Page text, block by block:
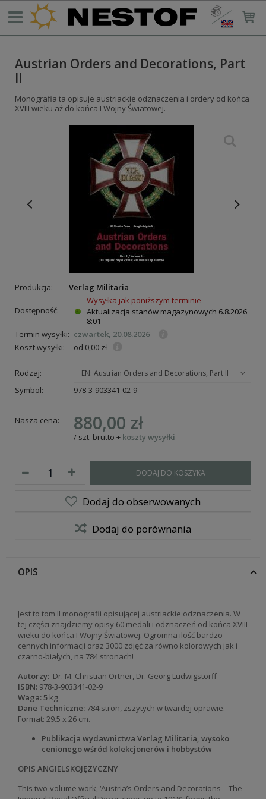
Austrian Orders and Decorations, Part
II
Monografia ta opisuje austriackie odznaczenia i ordery od końca
XVIII wieku aż do końca I Wojny Światowej.
Produkcja: Verlag Militaria
Dostępność:
Wysyłka jak poniższym terminie
Aktualizacja stanów magazynowych 6.8.2026
8:01
Termin wysyłki: czwartek, 20.08.2026
Koszt wysyłki:
od 0,00 zł
Rodzaj: EN: Austrian Orders and Decorations, Part II
Symbol: 978-3-903341-02-9
Nasza cena: 880,00 zł
/ szt. brutto + koszty wysyłki
DODAJ DO KOSZYKA
Dodaj do obserwowanych
Dodaj do porównania
OPIS
Jest to tom II monografii opisującej austriackie odznaczenia. W
tej części znajdziemy opisy 60 medali i odznaczeń od końca XVIII
wieku do końca I Wojny Światowej. Ogromna ilość bardzo
cennych informacji oraz 3000 zdjęć za równo kolorowych jak i
czarno-białych, na 784 stronach!
Autorzy: Dr. M. Christian Ortner, Dr. Georg Ludwigstorff
ISBN: 978-3-903341-02-9
Waga: 5 kg
Dane Techniczne: 784 stron, zszytych w twardej oprawie.
Format: 29.5 x 26 cm.
Publikacja wydawnictwa Verlag Militaria, wysoko
cenionego wśród kolekcjonerów i hobbystów
OPIS ANGIELSKOJĘZYCZNY
This two-volume work, ‘Austria’s Orders and Decorations – The